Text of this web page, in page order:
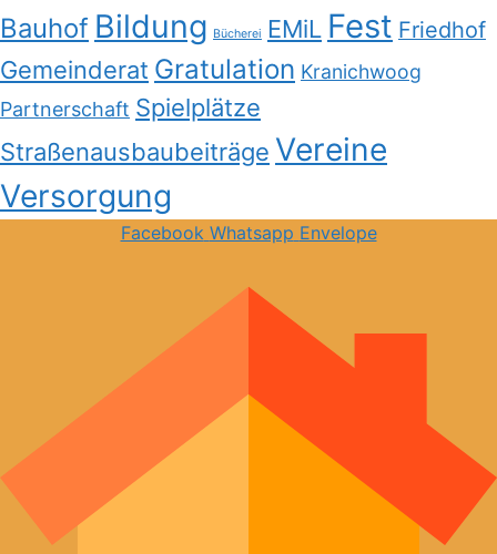
Bauhof Bildung Bücherei EMiL Fest Friedhof
Gemeinderat Gratulation Kranichwoog
Partnerschaft Spielplätze
Straßenausbaubeiträge Vereine
Versorgung
Facebook Whatsapp Envelope